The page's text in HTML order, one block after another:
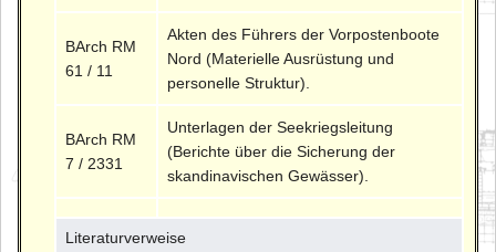
BArch RM
61 / 11
Akten des Führers der Vorpostenboote
Nord (Materielle Ausrüstung und
personelle Struktur).
BArch RM
7 / 2331
Unterlagen der Seekriegsleitung
(Berichte über die Sicherung der
skandinavischen Gewässer).
Literaturverweise